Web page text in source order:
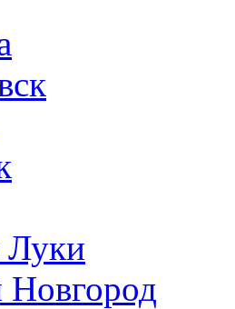
Луки